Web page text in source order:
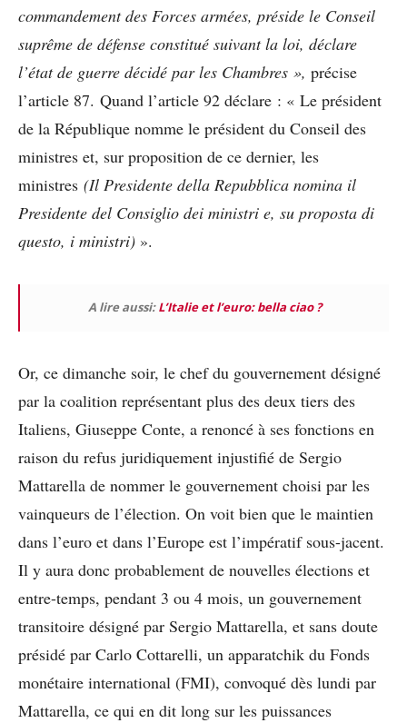
commandement des Forces armées, préside le Conseil
suprême de défense constitué suivant la loi, déclare
l’état de guerre décidé par les Chambres », précise
l’article 87. Quand l’article 92 déclare : « Le président
de la République nomme le président du Conseil des
ministres et, sur proposition de ce dernier, les
ministres (Il Presidente della Repubblica nomina il
Presidente del Consiglio dei ministri e, su proposta di
questo, i ministri) ».
A lire aussi:L’Italie et l’euro: bella ciao ?
Or, ce dimanche soir, le chef du gouvernement désigné
par la coalition représentant plus des deux tiers des
Italiens, Giuseppe Conte, a renoncé à ses fonctions en
raison du refus juridiquement injustifié de Sergio
Mattarella de nommer le gouvernement choisi par les
vainqueurs de l’élection. On voit bien que le maintien
dans l’euro et dans l’Europe est l’impératif sous-jacent.
Il y aura donc probablement de nouvelles élections et
entre-temps, pendant 3 ou 4 mois, un gouvernement
transitoire désigné par Sergio Mattarella, et sans doute
présidé par Carlo Cottarelli, un apparatchik du Fonds
monétaire international (FMI), convoqué dès lundi par
Mattarella, ce qui en dit long sur les puissances